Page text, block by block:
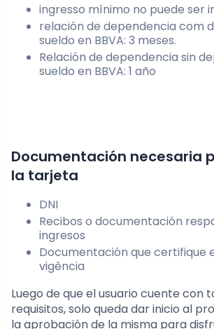
ingresso mínimo no puede ser
relación de dependencia com
sueldo en BBVA: 3 meses.
Relación de dependencia sin
sueldo en BBVA: 1 año
Documentación necesaria
la tarjeta
DNI
Recibos o documentación
ingresos
Documentación que certifique
vigência
Luego de que el usuario cuente con
requisitos, solo queda dar inicio al
la aprobación de la misma para